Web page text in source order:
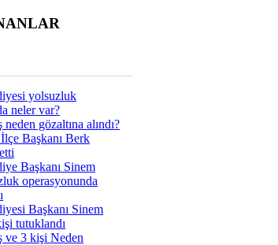
yolsuzluk
neler var?
gözaltına alındı?
Başkanı Berk
Başkanı Sinem
operasyonunda
Başkanı Sinem
tutuklandı
ve 3 kişi Neden